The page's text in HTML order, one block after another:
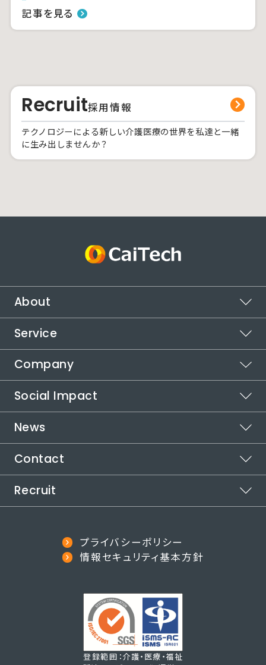
記事を見る
Recruit採用情報
テクノロジーによる新しい介護医療の世界を私達と一緒
に生み出しませんか？
About
ビジョン
ミッション
バリュー
Service
スポットワーク
カイテク
シフト管理
運営メディア
カイテクメディア
Company
企業情報
本社所在地
自治体連携
代表メッセージ
Social Impact
代表メッセージ
取り組む社会課題
インパクトロジック
社会課題の解決方法
News
お知らせ
Contact
ご利用についてお困りの方
その他のお問い合わせ
Recruit
プライバシーポリシー
情報セキュリティ基本方針
登録範囲：介護・医療・福祉